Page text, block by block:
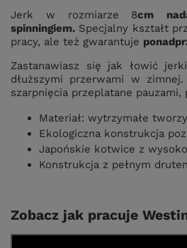
Jerk w rozmiarze 8cm
spinningiem. Specjalny kształt
pracy, ale też gwarantuje
Zastanawiasz się jak łowić
dłuższymi przerwami w
szarpnięcia przeplatane pauzami,
Materiał: wytrzymałe
Ekologiczna konstrukcja
Japońskie kotwice z
Konstrukcja z pełnym
Zobacz jak pracuje